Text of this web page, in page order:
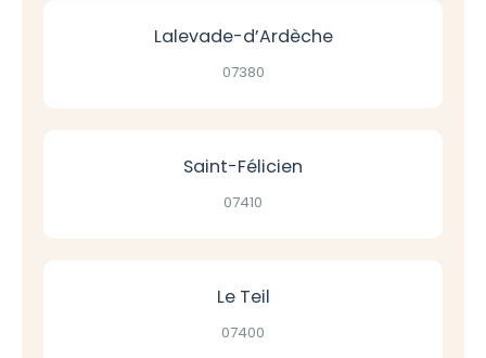
Lalevade-d’Ardèche
07380
Saint-Félicien
07410
Le Teil
07400